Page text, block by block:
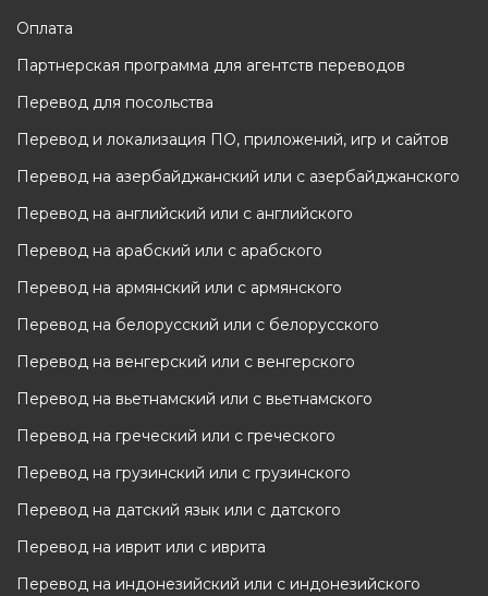
Оплата
Партнерская программа для агентств переводов
Перевод для посольства
Перевод и локализация ПО, приложений, игр и сайтов
Перевод на азербайджанский или с азербайджанского
Перевод на английский или с английского
Перевод на арабский или с арабского
Перевод на армянский или с армянского
Перевод на белорусский или с белорусского
Перевод на венгерский или с венгерского
Перевод на вьетнамский или с вьетнамского
Перевод на греческий или с греческого
Перевод на грузинский или с грузинского
Перевод на датский язык или с датского
Перевод на иврит или с иврита
Перевод на индонезийский или с индонезийского